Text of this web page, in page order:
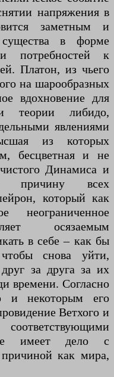
напряжения в
заметным и
в форме
потребностей к
Платон, из чьего
на шарообразных
вдохновение для
теории либидо,
явлениями
из которых
бесцветная и не
Динамиса и
причину всех
который как
неограниченное
осязаемым
в себе – как бы
снова уйти,
за друга за их
времени. Согласно
и некоторым его
Ветхого и
имеет дело с
как мира,